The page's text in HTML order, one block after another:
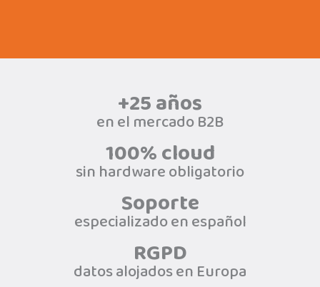
+25 años
en el mercado B2B
100% cloud
sin hardware obligatorio
Soporte
especializado en español
RGPD
datos alojados en Europa